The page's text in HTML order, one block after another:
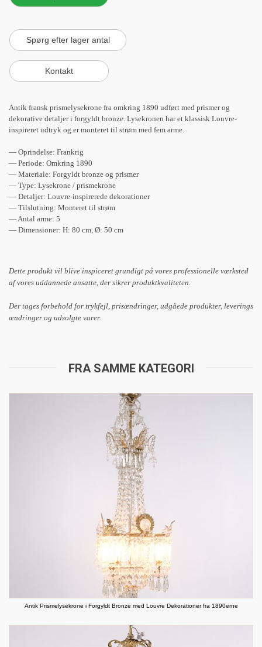
Antik fransk prismelysekrone fra omkring 1890 udført med prismer og
dekorative detaljer i forgyldt bronze. Lysekronen har et klassisk Louvre-
inspireret udtryk og er monteret til strøm med fem arme.
— Oprindelse: Frankrig
— Periode: Omkring 1890
— Materiale: Forgyldt bronze og prismer
— Type: Lysekrone / prismekrone
— Detaljer: Louvre-inspirerede dekorationer
— Tilslutning: Monteret til strøm
— Antal arme: 5
— Dimensioner: H: 80 cm, Ø: 50 cm
Dette produkt vil blive inspiceret grundigt på vores professionelle værksted
af vores uddannede ansatte, der sikrer produktkvaliteten.
Der tages forbehold for trykfejl, prisændringer, udgåede produkter, leverings
ændringer og udsolgte varer.
FRA SAMME KATEGORI
Antik Prismelysekrone i Forgyldt Bronze med Louvre Dekorationer fra 1890erne